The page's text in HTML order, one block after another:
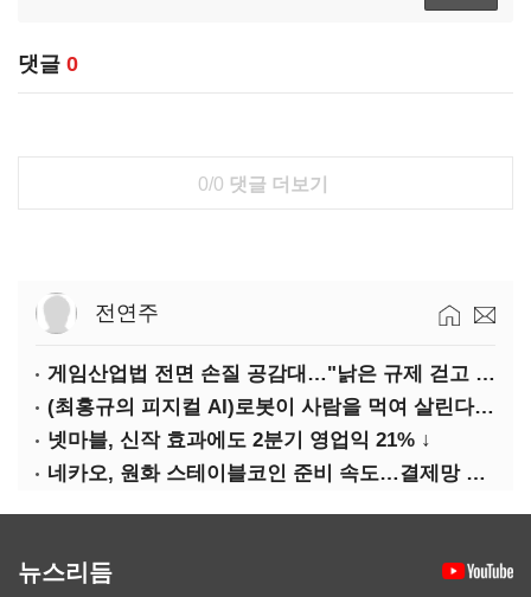
댓글 0
0/0 댓글 더보기
전연주
게임산업법 전면 손질 공감대…"낡은 규제 걷고 안전장치 촘촘히 해야"
(최홍규의 피지컬 AI)로봇이 사람을 먹여 살린다, 그런데 언제 먹여야 할지는 모른다
넷마블, 신작 효과에도 2분기 영업익 21% ↓
네카오, 원화 스테이블코인 준비 속도…결제망 안전장치 확보 과제
뉴스리듬